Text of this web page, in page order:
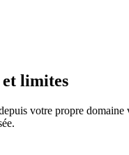
limites
votre propre